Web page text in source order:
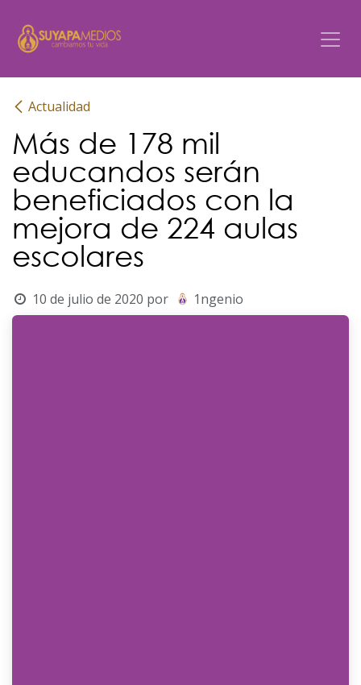
Actualidad
Más de 178 mil
educandos serán
beneficiados con la
mejora de 224 aulas
escolares
10 de julio de 2020 por 1ngenio